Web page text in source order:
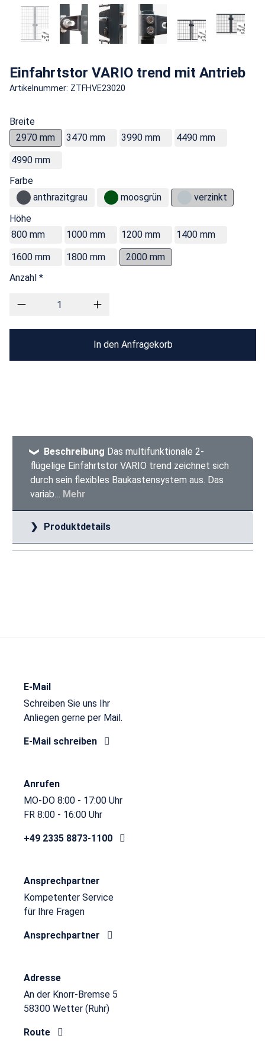
Einfahrtstor VARIO trend mit Antrieb
Artikelnummer: ZTFHVE23020
Breite
2970 mm
3470 mm 3990 mm
4490 mm
4990 mm
Farbe
anthrazitgrau
moosgrün
verzinkt
Höhe
800 mm
1000 mm 1200 mm
1400 mm
1600 mm
1800 mm
2000 mm
Anzahl *
In den Anfragekorb
Beschreibung Das multifunktionale 2-
flügelige Einfahrtstor VARIO trend zeichnet sich
durch sein flexibles Baukastensystem aus. Das
variab… Mehr
Produktdetails
E-Mail
Schreiben Sie uns Ihr
Anliegen gerne per Mail.
E-Mail schreiben
Anrufen
MO-DO 8:00 - 17:00 Uhr
FR 8:00 - 16:00 Uhr
+49 2335 8873-1100
Ansprechpartner
Kompetenter Service
für Ihre Fragen
Ansprechpartner
Adresse
An der Knorr-Bremse 5
58300 Wetter (Ruhr)
Route